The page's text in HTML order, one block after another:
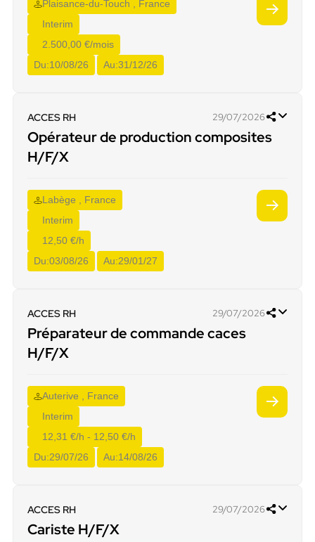
Plaisance-du-Touch , France
Interim
2.500,00 €/mois
Du:10/08/26 Au:31/12/26
ACCES RH 29/07/2026
Opérateur de production composites
H/F/X
Labège , France
Interim
12,50 €/h
Du:03/08/26 Au:29/01/27
ACCES RH 29/07/2026
Préparateur de commande caces
H/F/X
Auterive , France
Interim
12,31 €/h - 12,50 €/h
Du:29/07/26 Au:14/08/26
ACCES RH 29/07/2026
Cariste H/F/X